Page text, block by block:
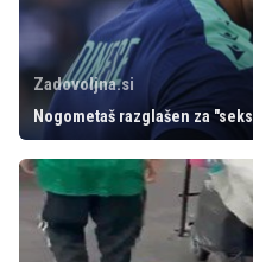
Zadovoljna.si
Nogometaš razglašen za